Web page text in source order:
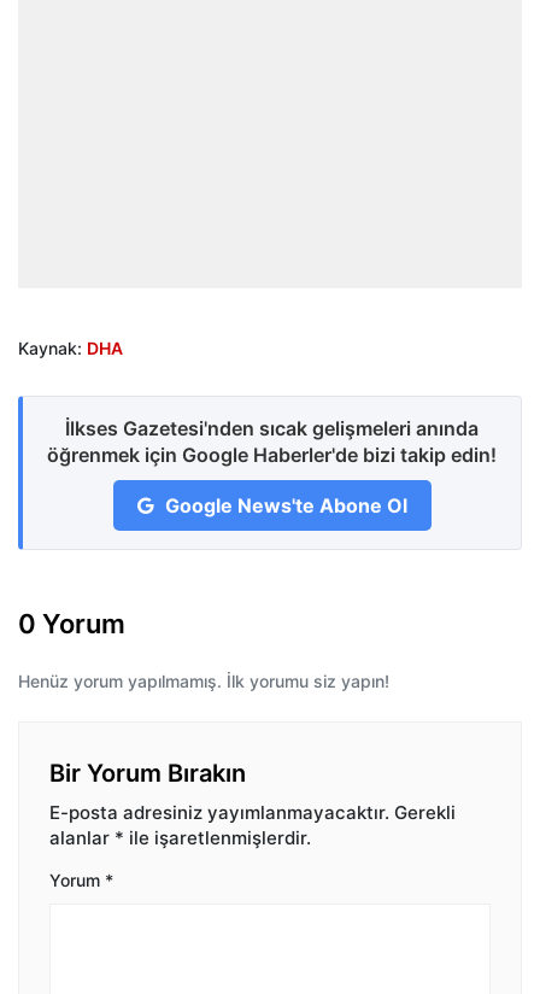
Kaynak: DHA
İlkses Gazetesi'nden sıcak gelişmeleri anında
öğrenmek için Google Haberler'de bizi takip edin!
Google News'te Abone Ol
0 Yorum
Henüz yorum yapılmamış. İlk yorumu siz yapın!
Bir Yorum Bırakın
E-posta adresiniz yayımlanmayacaktır. Gerekli
alanlar * ile işaretlenmişlerdir.
Yorum *